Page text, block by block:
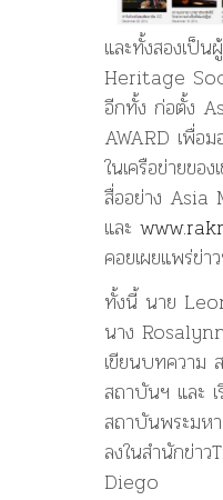
และทั้งสองเป็
Heritage
อีกทั้ง ก่อตั้ง
AWARD เพื่อ
ในเครือข่ายขอ
สื่ออย่าง
และ
คอยเผยแพร่ข่
ทั้งนี้ นาย
นาง
เขียนบทควา
สถาบันฯ และ เ
สถาบันพระมห
ลงในสำนักข่า
Diego